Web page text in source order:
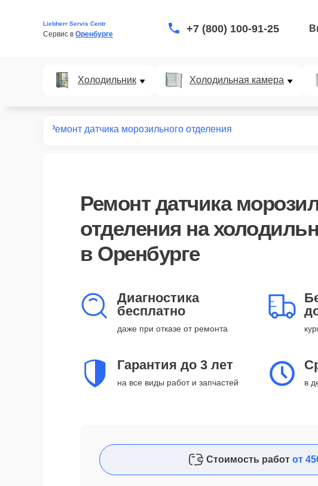
Liebherr Servis Centr
Сервис в Оренбурге +7 (800) 100-91-25
Холодильник Холодильная камера
Ремонт датчика морозильного отделения
Ремонт датчика
отделения на
в Оренбурге
Диагностика
бесплатно
даже при отказе от ремонта
Гарантия до 3 лет
на все виды работ и запчастей в
Стоимость работ от